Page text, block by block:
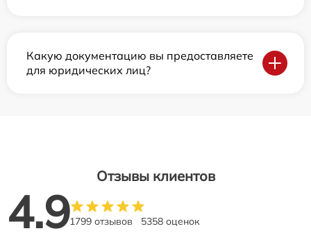
Какую документацию вы предоставляете
для юридических лиц?
Отзывы клиентов
4.91799 отзывов 5358 оценок